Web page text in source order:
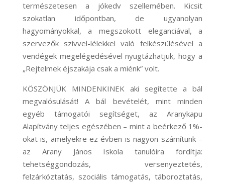
természetesen a jókedv szellemében. Kicsit
szokatlan időpontban, de ugyanolyan
hagyományokkal, a megszokott eleganciával, a
szervezők szívvel-lélekkel való felkészülésével a
vendégek megelégedésével nyugtázhatjuk, hogy a
„Rejtelmek éjszakája csak a miénk” volt.
KÖSZÖNJÜK MINDENKINEK aki segítette a bál
megvalósulását! A bál bevételét, mint minden
egyéb támogatói segítséget, az Aranykapu
Alapítvány teljes egészében – mint a beérkező 1%-
okat is, amelyekre ez évben is nagyon számítunk –
az Arany János Iskola tanulóira fordítja:
tehetséggondozás, versenyeztetés,
felzárkóztatás, szociális támogatás, táboroztatás,